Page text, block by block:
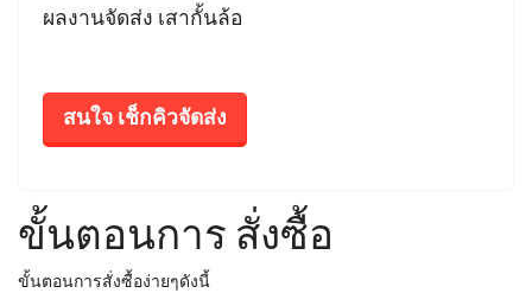
ผลงานจัดส่ง เสากั้นล้อ
สนใจ เช็กคิวจัดส่ง
ขั้นตอนการ สั่งซื้อ
ขั้นตอนการสั่งซื้อง่ายๆดังนี้